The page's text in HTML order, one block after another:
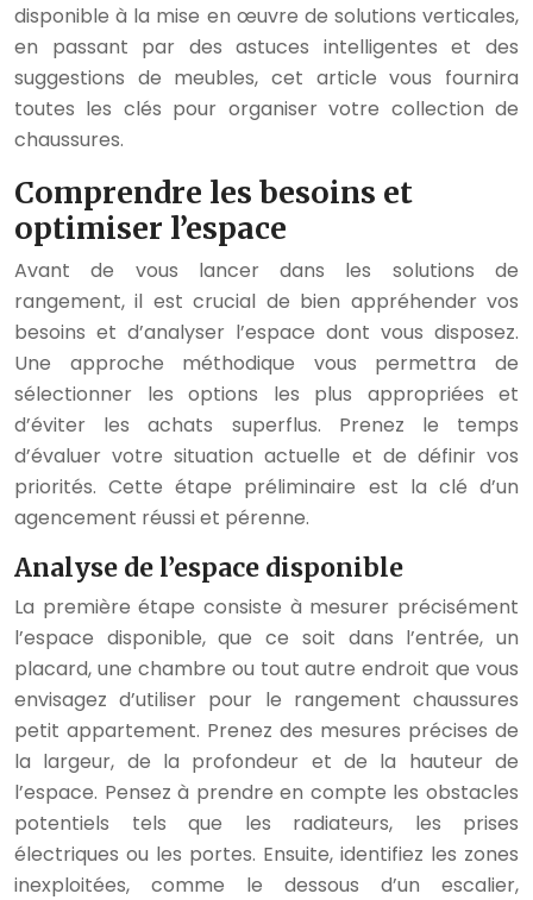
disponible à la mise en œuvre de solutions verticales,
en passant par des astuces intelligentes et des
suggestions de meubles, cet article vous fournira
toutes les clés pour organiser votre collection de
chaussures.
Comprendre les besoins et
optimiser l’espace
Avant de vous lancer dans les solutions de
rangement, il est crucial de bien appréhender vos
besoins et d’analyser l’espace dont vous disposez.
Une approche méthodique vous permettra de
sélectionner les options les plus appropriées et
d’éviter les achats superflus. Prenez le temps
d’évaluer votre situation actuelle et de définir vos
priorités. Cette étape préliminaire est la clé d’un
agencement réussi et pérenne.
Analyse de l’espace disponible
La première étape consiste à mesurer précisément
l’espace disponible, que ce soit dans l’entrée, un
placard, une chambre ou tout autre endroit que vous
envisagez d’utiliser pour le rangement chaussures
petit appartement. Prenez des mesures précises de
la largeur, de la profondeur et de la hauteur de
l’espace. Pensez à prendre en compte les obstacles
potentiels tels que les radiateurs, les prises
électriques ou les portes. Ensuite, identifiez les zones
inexploitées, comme le dessous d’un escalier,